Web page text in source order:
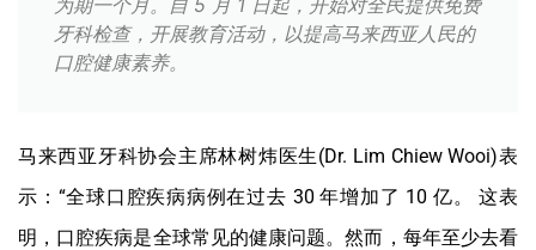
牙科检查，开展教育活动，以提高马来西亚人民的
口腔健康素养。
马来西亚牙科协会主席林树炜医生(Dr. Lim Chiew Wooi)表
示：“全球口腔疾病病例在过去 30 年增加了 10 亿。 这表
明，口腔疾病是全球常见的健康问题。然而，每年至少去看